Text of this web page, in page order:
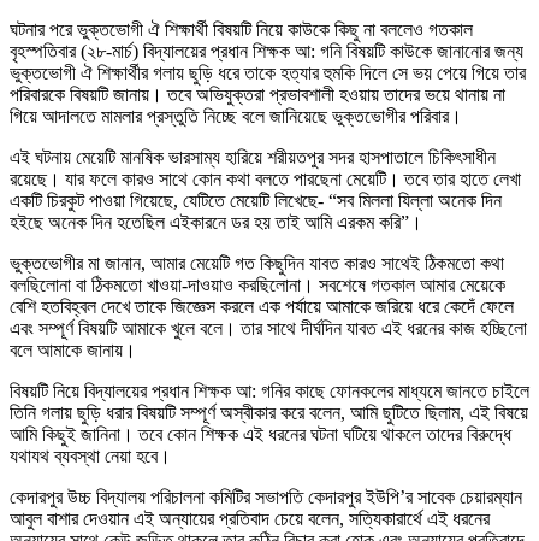
ঘটনার পরে ভুক্তভোগী ঐ শিক্ষার্থী বিষয়টি নিয়ে কাউকে কিছু না বললেও গতকাল
বৃহস্পতিবার (২৮-মার্চ) বিদ্যালয়ের প্রধান শিক্ষক আ: গনি বিষয়টি কাউকে জানানোর জন্য
ভুক্তভোগী ঐ শিক্ষার্থীর গলায় ছুড়ি ধরে তাকে হত্যার হুমকি দিলে সে ভয় পেয়ে গিয়ে তার
পরিবারকে বিষয়টি জানায়। তবে অভিযুক্তরা প্রভাবশালী হওয়ায় তাদের ভয়ে থানায় না
গিয়ে আদালতে মামলার প্রস্তুতি নিচ্ছে বলে জানিয়েছে ভুক্তভোগীর পরিবার।
এই ঘটনায় মেয়েটি মানষিক ভারসাম্য হারিয়ে শরীয়তপুর সদর হাসপাতালে চিকিৎসাধীন
রয়েছে। যার ফলে কারও সাথে কোন কথা বলতে পারছেনা মেয়েটি। তবে তার হাতে লেখা
একটি চিরকুট পাওয়া গিয়েছে, যেটিতে মেয়েটি লিখেছে- “সব মিললা যিল্লা অনেক দিন
হইছে অনেক দিন হতেছিল এইকারনে ডর হয় তাই আমি এরকম করি”।
ভুক্তভোগীর মা জানান, আমার মেয়েটি গত কিছুদিন যাবত কারও সাথেই ঠিকমতো কথা
বলছিলোনা বা ঠিকমতো খাওয়া-দাওয়াও করছিলোনা। সবশেষে গতকাল আমার মেয়েকে
বেশি হতবিহ্বল দেখে তাকে জিজ্ঞেস করলে এক পর্যায়ে আমাকে জরিয়ে ধরে কেদেঁ ফেলে
এবং সম্পূর্ণ বিষয়টি আমাকে খুলে বলে। তার সাথে দীর্ঘদিন যাবত এই ধরনের কাজ হচ্ছিলো
বলে আমাকে জানায়।
বিষয়টি নিয়ে বিদ্যালয়ের প্রধান শিক্ষক আ: গনির কাছে ফোনকলের মাধ্যমে জানতে চাইলে
তিনি গলায় ছুড়ি ধরার বিষয়টি সম্পূর্ণ অস্বীকার করে বলেন, আমি ছুটিতে ছিলাম, এই বিষয়ে
আমি কিছুই জানিনা। তবে কোন শিক্ষক এই ধরনের ঘটনা ঘটিয়ে থাকলে তাদের বিরুদ্ধে
যথাযথ ব্যবস্থা নেয়া হবে।
কেদারপুর উচ্চ বিদ্যালয় পরিচালনা কমিটির সভাপতি কেদারপুর ইউপি’র সাবেক চেয়ারম্যান
আবুল বাশার দেওয়ান এই অন্যায়ের প্রতিবাদ চেয়ে বলেন, সত্যিকারার্থে এই ধরনের